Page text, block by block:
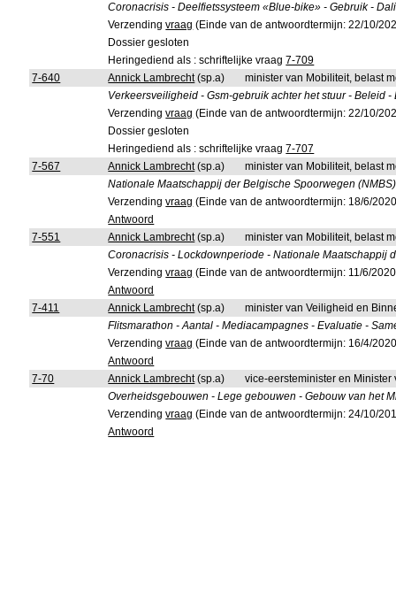
Coronacrisis - Deelfietssysteem «Blue-bike» - Gebruik -
Verzendingvraag (Einde van de antwoordtermijn: 22/10/
Dossier gesloten
Heringediend als : schriftelijke vraag7-709
7-640
Annick Lambrecht(sp.a)
minister van Mobiliteit, belast
Verkeersveiligheid - Gsm-gebruik achter het stuur - Beleid -
Verzendingvraag (Einde van de antwoordtermijn: 22/10/
Dossier gesloten
Heringediend als : schriftelijke vraag7-707
7-567
Annick Lambrecht(sp.a)
minister van Mobiliteit, belast
Nationale Maatschappij der Belgische Spoorwegen
Verzendingvraag (Einde van de antwoordtermijn: 18/6/
Antwoord
7-551
Annick Lambrecht(sp.a)
minister van Mobiliteit, belast
Coronacrisis - Lockdownperiode - Nationale Maatschappij
Verzendingvraag (Einde van de antwoordtermijn: 11/6/
Antwoord
7-411
Annick Lambrecht(sp.a)
minister van Veiligheid en
Flitsmarathon - Aantal - Mediacampagnes - Evaluatie -
Verzendingvraag (Einde van de antwoordtermijn: 16/4/
Antwoord
7-70
Annick Lambrecht(sp.a)
vice-eersteminister en
Overheidsgebouwen - Lege gebouwen - Gebouw van het
Verzendingvraag (Einde van de antwoordtermijn: 24/10/
Antwoord